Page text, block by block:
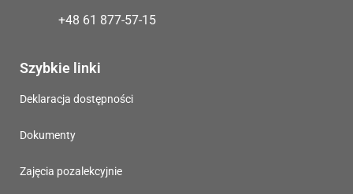
+48 61 877-57-15
Szybkie linki
Deklaracja dostępności
Dokumenty
Zajęcia pozalekcyjnie